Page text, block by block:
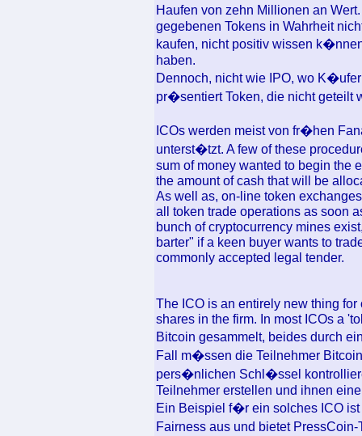
Haufen von zehn Millionen an
gegebenen Tokens in Wahrheit
kaufen, nicht positiv wissen
haben.
Dennoch, nicht wie IPO, wo
pr�sentiert Token, die nicht geteilt
ICOs werden meist von fr�hen
unterst�tzt. A few of these
sum of money wanted to begin the
the amount of cash that will be
As well as, on-line token
all token trade operations as soon
bunch of cryptocurrency mines
barter" if a keen buyer wants to
commonly accepted legal tender.
The ICO is an entirely new thing
shares in the firm. In most ICOs a
Bitcoin gesammelt, beides durch
Fall m�ssen die Teilnehmer
pers�nlichen Schl�ssel
Teilnehmer erstellen und ihnen
Ein Beispiel f�r ein solches ICO
Fairness aus und bietet